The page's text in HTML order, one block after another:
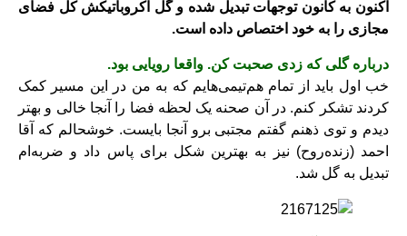
اکنون به کانون توجهات تبدیل شده و گل آکروباتیکش کل فضای
مجازی را به خود اختصاص داده است.
درباره گلی که زدی صحبت کن. واقعا رویایی بود.
خب اول باید از تمام هم‌تیمی‌هایم که به من در این مسیر کمک
کردند تشکر کنم. در آن صحنه یک لحظه فضا را آنجا خالی و بهتر
دیدم و توی ذهنم گفتم مجتبی برو آنجا بایست. خوشحالم که آقا
احمد (زنده‌روح) نیز به بهترین شکل برای پاس داد و ضربه‌ام
تبدیل به گل شد.